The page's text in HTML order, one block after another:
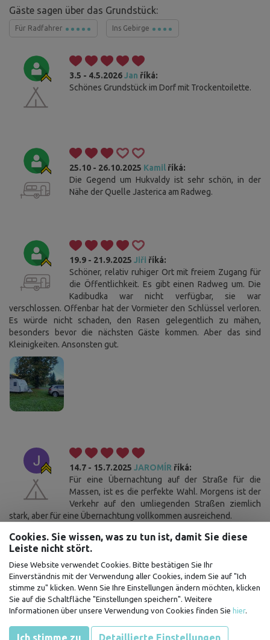
Gäste sagen über das Grundstück:
Für Radfahrer Ins Gebirge
3.5 - 4.5.2026Jan říká:
Schönes Grundstück im Dorf mit Trockentoilette.
25.10 - 26.10.2025 Kamil říká:
Die Gegend um Hukvaldy ist sehr schön, in der
Nähe der Quelle Jasterica am Radweg.
19.9 - 21.9.2025 Jiři říká:
Schöner, relativ ruhiger Ort mit freiem Zugang für
die Öffentlichkeit. Es gibt einen Radweg um. Die
Kadibudka war nicht verfügbar, sie war
verschlossen. Offenbar hat der Vormieter den Schlüssel verloren.
Es würde nicht schaden, den Rasen gelegentlich zu mähen,
besonders bevor die nächsten Gäste kommen. Aber das sind
Kleinigkeiten. Ansonsten gut.
14.7 - 15.7.2025 JAROMÍR říká:
Für eine Übernachtung auf der Straße für die
Massen, ist es die perfekte Wahl. Morgens ist der
Verkehr auf den umliegenden Straßen ziemlich
stark, aber für eine Übernachtung vollkommen ausreichend.
12.7 - 13.7.2025 Petraříká:
Wir waren zum zweiten Mal hier und wieder eine
tolle Erfahrung.
Cookies. Sie wissen, was zu tun ist, damit Sie diese
Leiste nicht stört.
Diese Website verwendet Cookies. Bitte bestätigen Sie Ihr
Einverständnis mit der Verwendung aller Cookies, indem Sie auf "Ich
stimme zu" klicken. Wenn Sie Ihre Einstellungen ändern möchten, klicken
Sie auf die Schaltfläche "Einstellungen speichern". Weitere
Informationen über unsere Verwendung von Cookies finden Sie hier.
Ich stimme zu Detaillierte Einstellungen